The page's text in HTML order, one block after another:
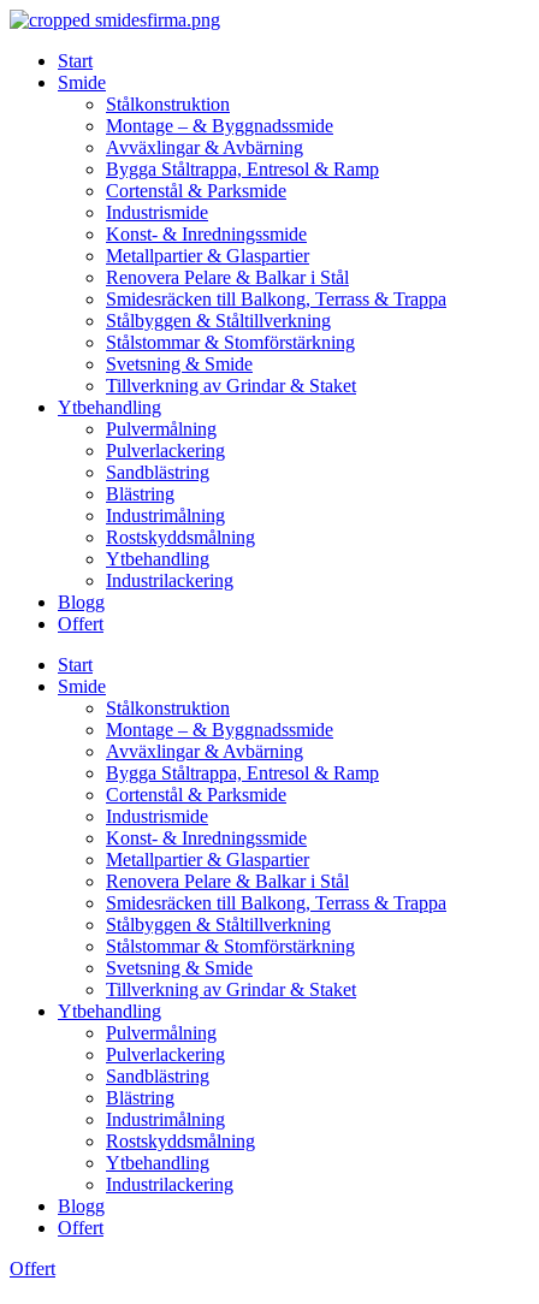
Skip
contentStart
Smide
Stålkonstruktion
Montage – & Byggnadssmide
Avväxlingar & Avbärning
Bygga Ståltrappa, Entresol & Ramp
Cortenstål & Parksmide
Industrismide
Konst- & Inredningssmide
Metallpartier & Glaspartier
Renovera Pelare & Balkar i Stål
Smidesräcken till Balkong, Terrass & Trappa
Stålbyggen & Ståltillverkning
Stålstommar & Stomförstärkning
Svetsning & Smide
Tillverkning av Grindar & Staket
Ytbehandling
Pulvermålning
Pulverlackering
Sandblästring
Blästring
Industrimålning
Rostskyddsmålning
Ytbehandling
Industrilackering
Blogg
Offert
Start
Smide
Stålkonstruktion
Montage – & Byggnadssmide
Avväxlingar & Avbärning
Bygga Ståltrappa, Entresol & Ramp
Cortenstål & Parksmide
Industrismide
Konst- & Inredningssmide
Metallpartier & Glaspartier
Renovera Pelare & Balkar i Stål
Smidesräcken till Balkong, Terrass & Trappa
Stålbyggen & Ståltillverkning
Stålstommar & Stomförstärkning
Svetsning & Smide
Tillverkning av Grindar & Staket
Ytbehandling
Pulvermålning
Pulverlackering
Sandblästring
Blästring
Industrimålning
Rostskyddsmålning
Ytbehandling
Industrilackering
Blogg
Offert
Offert